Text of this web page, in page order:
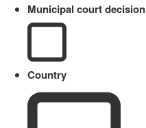
Municipal court decision
Country